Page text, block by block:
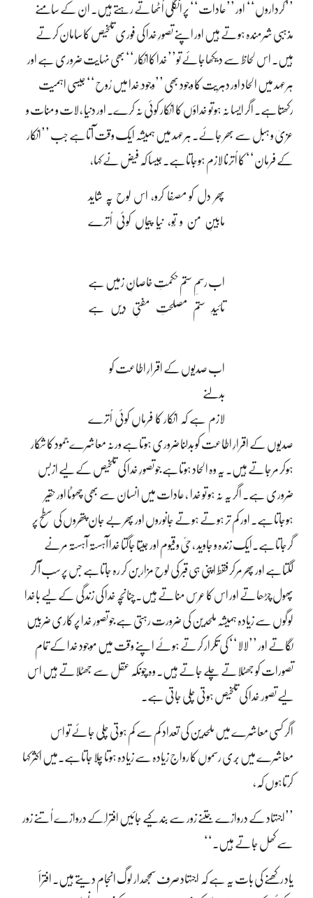
’’کرداروں‘‘ اور ’’عادات‘‘ پر انگلی اُٹھاتے رہتے ہیں۔ ان کے سامنے
مذہبی شرمندہ ہوتے ہیں اور اپنے تصورِ خدا کی فوری تلخیص کا سامان کرتے
ہیں۔ اس لحاظ سے دیکھاجائے تو’’خدا کاانکار‘‘ بھی نہایت ضروری ہے اور
ہرعہد میں الحاد اور دہریت کا وجود بھی ’’وجود ِ خدا میں رُوح‘‘ جیسی اہمیت
رکھتاہے۔ اگر ایسا نہ ہو تو خداؤں کا انکار کوئی نہ کرے۔ اور دنیا ، لات و منات و
عزیٰ و ہبل سے بھر جائے۔ ہرعہد میں ہمیشہ ایک وقت آتاہے جب ’’انکار
کے فرمان‘‘ کا اُترنا لازم ہوجاتاہے۔جیسا کہ فیض نے کہا،
پھر دل کو مصفا کرو، اس لوح پہ شاید
مابینِ من و تُو، نیا پیماں کوئی اُترے
اب رسمِ ستم حکمتِ خاصانِ زمیں ہے
تائیدِ ستم مصلحتِ مفتیِ دیں ہے
اب صدیوں کے اقرارِ اطاعت کو
بدلنے
لازم ہے کہ انکار کا فرماں کوئی اُترے
صدیوں کے اقرارِ اطاعت کو بدلنا ضروری ہوتاہے ورنہ معاشرے جمود کا شکار
ہوکر مرجاتے ہیں۔ یہ وہ الحاد ہوتاہے جو تصورِ خدا کی تلخیص کے لیے ازبس
ضروری ہے۔ اگر یہ نہ ہو تو خدا ، عادات میں انسان سے بھی چھوٹا اور حقیر
ہوجاتاہے۔ اور کم تر ہوتے ہوتے جانوروں اور پھر بے جان پتھروں کی سطح پر
گرجاتاہے۔ایک زندہ و جاوید ، حیّ و قیوم اور جیتا جاگتا خدا آہستہ آہستہ مرنے
لگتاہے اور پھر مرکر فقط اپنی ہی قبر کی لوحِ مزار بن کر رہ جاتاہے جس پر سب آ کر
پھول چڑھاتے اور اس کا عُرس مناتے ہیں۔چنانچہ خدا کی زندگی کے لیے باخدا
لوگوں سے زیادہ ہمیشہ ملحدین کی ضرورت رہتی ہے جو تصورِ خدا پر کاری ضربیں
لگاتے اور ’’لالا‘‘ کی تکرار کرتے ہوئے اپنے وقت میں موجود خدا کے تمام
تصورات کو جھٹلاتے چلے جاتے ہیں۔ وہ چونکہ عقل سے جھٹلاتے ہیں اس
لیے تصور ِ خدا کی تلخیص ہوتی چلی جاتی ہے۔
اگر کسی معاشرے میں ملحدین کی تعداد کم سے کم ہوتی چلی جائے تو اس
معاشرے میں بُری رسموں کا رواج زیادہ سے زیادہ ہوتا چلا جاتاہے۔میں اکثر کہا
کرتاہوں کہ،
’’اجتہاد کے دروازے جتنے زور سے بند کیے جائیں افترا ٔ کے دروازے اُتنے زور
سے کھل جاتے ہیں۔‘‘
یاد رکھنے کی بات یہ ہے کہ اجتہاد صرف سمجھدار لوگ انجام دیتے ہیں۔ افترأ